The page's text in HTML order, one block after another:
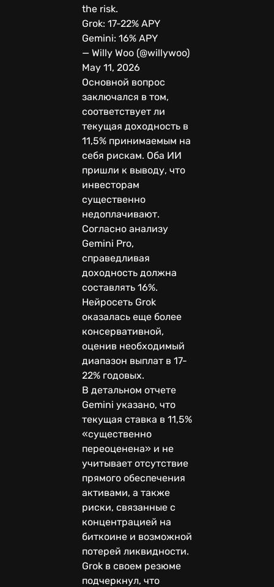
the risk.
Grok: 17-22% APY
Gemini: 16% APY
— Willy Woo (@willywoo)
May 11, 2026
Основной вопрос
заключался в том,
соответствует ли
текущая доходность в
11,5% принимаемым на
себя рискам. Оба ИИ
пришли к выводу, что
инвесторам
существенно
недоплачивают.
Согласно анализу
Gemini Pro,
справедливая
доходность должна
составлять 16%.
Нейросеть Grok
оказалась еще более
консервативной,
оценив необходимый
диапазон выплат в 17-
22% годовых.
В детальном отчете
Gemini указано, что
текущая ставка в 11,5%
«существенно
переоценена» и не
учитывает отсутствие
прямого обеспечения
активами, а также
риски, связанные с
концентрацией на
биткоине и возможной
потерей ликвидности.
Grok в своем резюме
подчеркнул, что